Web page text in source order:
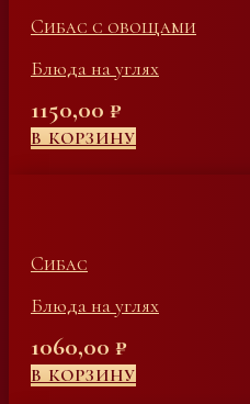
Сибас с овощами
Блюда на углях
1150,00 ₽
В КОРЗИНУ
Сибас
Блюда на углях
1060,00 ₽
В КОРЗИНУ